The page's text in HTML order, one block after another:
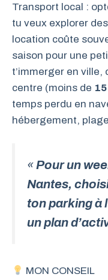
Transport local :
tu veux explorer
location coûte
saison pour une
t’immerger en
centre (moins de
temps perdu en
hébergement,
«Pour un
Nantes,
ton parking à
un plan
MON CONSEIL